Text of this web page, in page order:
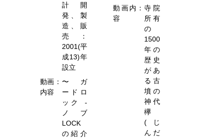
計開
発、製
造、販
売：
2001(平
成13)年
設立
動画
内容
： 〜 ガ
ードロ
ック -
ノブ
LOCK
の紹介
動画内
容
： 寺院
所有
の
1500
年の
歴史
があ
る古
墳の
神代
欅
(じ
んだ